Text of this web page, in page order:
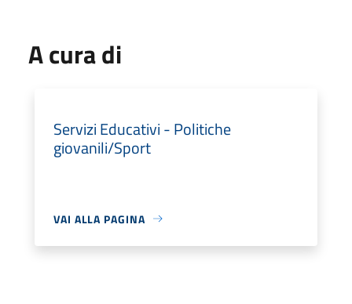
A cura di
Servizi Educativi - Politiche
giovanili/Sport
VAI ALLA PAGINA